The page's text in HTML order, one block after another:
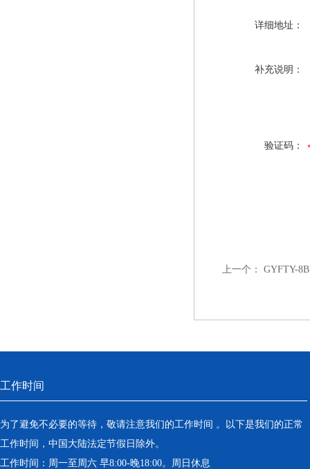
详细地址：
补充说明：
验证码：
上一个： GYFTY-
工作时间
为了避免不必要的等待，敬请注意我们的工作时间 。以下是我们的正常
工作时间，中国大陆法定节假日除外。
工作时间：周一至周六 早8:00-晚18:00。周日休息